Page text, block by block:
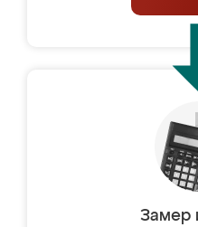
Замер